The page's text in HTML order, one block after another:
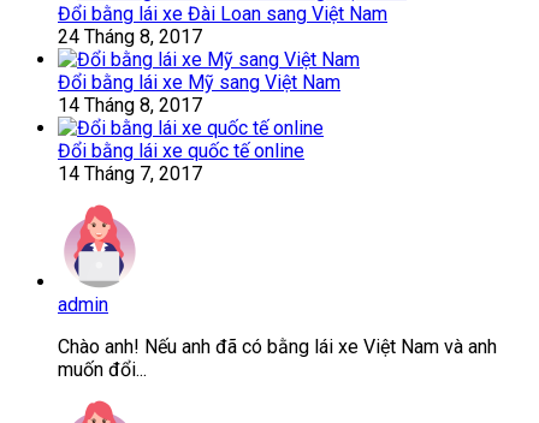
Đổi bằng lái xe Đài Loan sang Việt Nam
24 Tháng 8, 2017
Đổi bằng lái xe Mỹ sang Việt Nam
14 Tháng 8, 2017
Đổi bằng lái xe quốc tế online
14 Tháng 7, 2017
admin
Chào anh! Nếu anh đã có bằng lái xe Việt Nam và anh
muốn đổi...